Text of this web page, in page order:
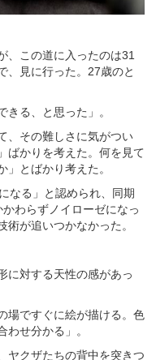
、この道に入ったのは31
、見に行った。27歳のと
きる、と思った」。
、その難しさに気がつい
ばかりを考えた。何を見て
」とばかり考えた。
なる」と認められ、同期
わらずノイローゼになっ
が追いつかなかった。
に対する天性の感があっ
場ですぐに絵が描ける。色
わせ分かる」。
ヤクザたちの背中を突きつ